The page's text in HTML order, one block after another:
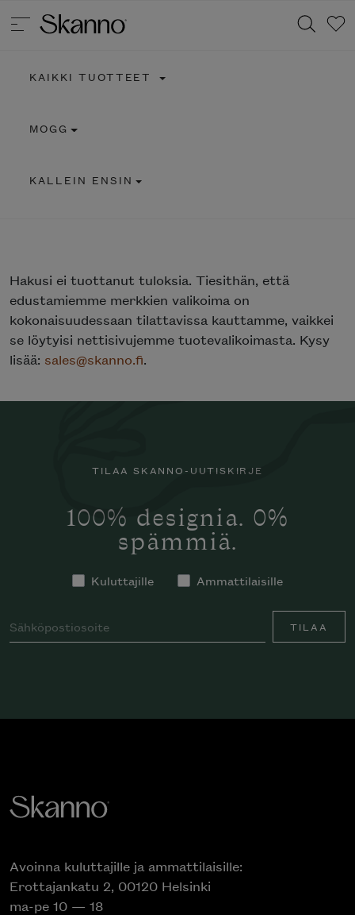
KAIKKI TUOTTEET
MOGG
KALLEIN ENSIN
Hakusi ei tuottanut tuloksia. Tiesithän, että
edustamiemme merkkien valikoima on
kokonaisuudessaan tilattavissa kauttamme, vaikkei
se löytyisi nettisivujemme tuotevalikoimasta. Kysy
lisää: sales@skanno.fi.
TILAA SKANNO-UUTISKIRJE
100% designia. 0%
spämmiä.
Kuluttajille Ammattilaisille
TILAA
Avoinna kuluttajille ja ammattilaisille:
Erottajankatu 2, 00120 Helsinki
ma-pe 10 — 18